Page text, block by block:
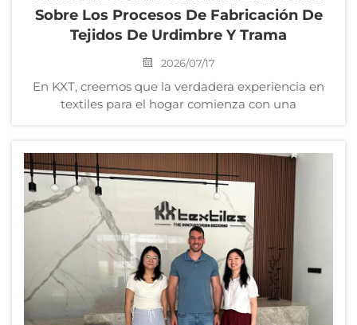
Sobre Los Procesos De Fabricación De
Tejidos De Urdimbre Y Trama
2026/07/17
En KXT, creemos que la verdadera experiencia en
textiles para el hogar comienza con una
interna de formación integral centrada en los
procesos de fabricación de tejidos mediante tejido y